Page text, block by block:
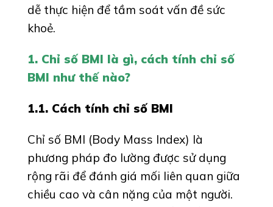
dễ thực hiện để tầm soát vấn đề sức
khoẻ.
1. Chỉ số BMI là gì, cách tính chỉ số
BMI như thế nào?
1.1. Cách tính chỉ số BMI
Chỉ số BMI (Body Mass Index) là
phương pháp đo lường được sử dụng
rộng rãi để đánh giá mối liên quan giữa
chiều cao và cân nặng của một người.